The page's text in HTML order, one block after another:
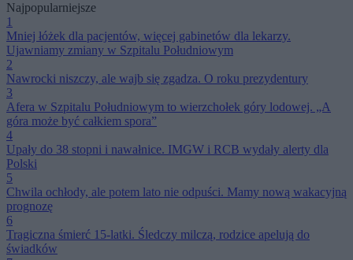
Najpopularniejsze
1
Mniej łóżek dla pacjentów, więcej gabinetów dla lekarzy.
Ujawniamy zmiany w Szpitalu Południowym
2
Nawrocki niszczy, ale wajb się zgadza. O roku prezydentury
3
Afera w Szpitalu Południowym to wierzchołek góry lodowej. „A
góra może być całkiem spora”
4
Upały do 38 stopni i nawałnice. IMGW i RCB wydały alerty dla
Polski
5
Chwila ochłody, ale potem lato nie odpuści. Mamy nową wakacyjną
prognozę
6
Tragiczna śmierć 15-latki. Śledczy milczą, rodzice apelują do
świadków